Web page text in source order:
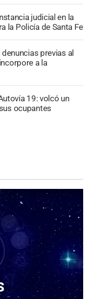
judicial en la
la Policía de Santa Fe
previas al
a la
19: volcó un
ocupantes